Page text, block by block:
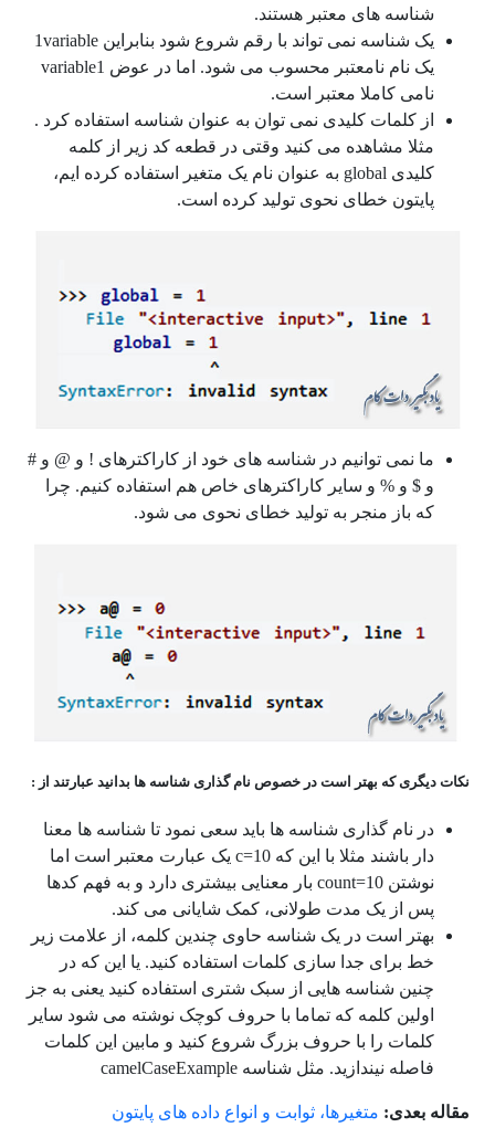
شناسه های معتبر هستند.
یک شناسه نمی تواند با رقم شروع شود بنابراین 1variable
یک نام نامعتبر محسوب می شود. اما در عوض variable1
نامی کاملا معتبر است.
از کلمات کلیدی نمی توان به عنوان شناسه استفاده کرد .
مثلا مشاهده می کنید وقتی در قطعه کد زیر از کلمه
کلیدی global به عنوان نام یک متغیر استفاده کرده ایم،
پایتون خطای نحوی تولید کرده است.
ما نمی توانیم در شناسه های خود از کاراکترهای ! و @ و #
و $ و % و سایر کاراکترهای خاص هم استفاده کنیم. چرا
که باز منجر به تولید خطای نحوی می شود.
نکات دیگری که بهتر است در خصوص نام گذاری شناسه ها بدانید عبارتند از :
در نام گذاری شناسه ها باید سعی نمود تا شناسه ها معنا
دار باشند مثلا با این که c=10 یک عبارت معتبر است اما
نوشتن count=10 بار معنایی بیشتری دارد و به فهم کدها
پس از یک مدت طولانی، کمک شایانی می کند.
بهتر است در یک شناسه حاوی چندین کلمه، از علامت زیر
خط برای جدا سازی کلمات استفاده کنید. یا این که در
چنین شناسه هایی از سبک شتری استفاده کنید یعنی به جز
اولین کلمه که تماما با حروف کوچک نوشته می شود سایر
کلمات را با حروف بزرگ شروع کنید و مابین این کلمات
فاصله نیندازید. مثل شناسه camelCaseExample
مقاله بعدی: متغیرها، ثوابت و انواع داده های پایتون